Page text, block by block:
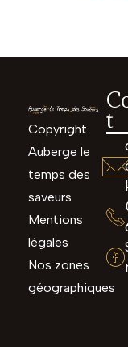
Copyright
Auberge le
temps des
saveurs
Mentions
légales
Nos zones
géographiques
t